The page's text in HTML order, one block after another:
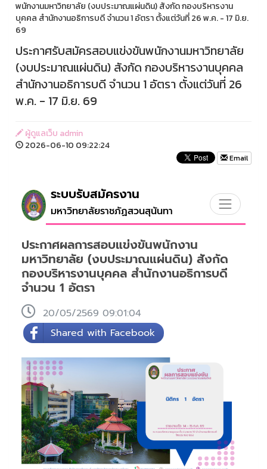
พนักงานมหาวิทยาลัย (งบประมาณแผ่นดิน) สังกัด กองบริหารงาน
บุคคล สำนักงานอธิการบดี จำนวน 1 อัตรา ตั้งแต่วันที่ 26 พ.ค. - 17 มิ.ย.
69
ประกาศรับสมัครสอบแข่งขันพนักงานมหาวิทยาลัย
(งบประมาณแผ่นดิน) สังกัด กองบริหารงานบุคคล
สำนักงานอธิการบดี จำนวน 1 อัตรา ตั้งแต่วันที่ 26
พ.ค. - 17 มิ.ย. 69
ผู้ดูแลเว็บ admin
2026-06-10 09:22:24
Email